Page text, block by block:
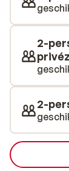
nemen in
zon. Voor
uitleven in
glijbanen
kun je alvast
wordt de
deze
2-
2-